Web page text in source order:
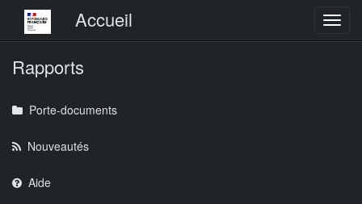
Menu principalAccueil
Rapports
Porte-documents
Nouveautés
Aide